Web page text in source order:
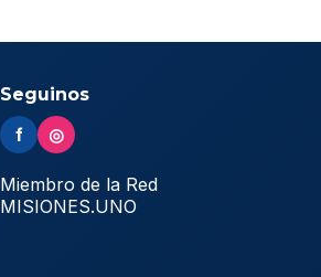
Seguinos
f ◎
Miembro de la Red
MISIONES.UNO